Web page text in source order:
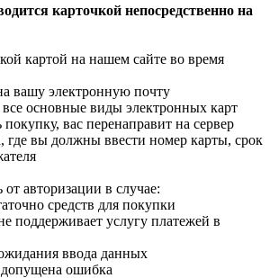
карточкой непосредственно на
картой на нашем сайте во время
вашу электронную почту
основные виды электронных карт
вас перенаправит на сервер
где вы должны ввести номер карты, срок
от авторизации в случае:
средств для покупки
поддерживает услугу платежей в
ввода данных
ошибка